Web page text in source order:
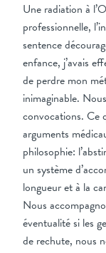
Une radiation à
professionnelle,
sentence
enfance, j’avais
de perdre mon
inimaginable.
convocations. Ce
arguments
philosophie:
un système
longueur et à la
Nous
éventualité si les
de rechute, nous